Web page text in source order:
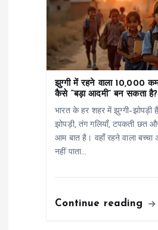
झुग्गी में रहने वाला 10,000
कैसे “बड़ा आदमी” बन सकता है?
भारत के हर शहर में झुग्गी–झोपड़ी
झोपड़ी, तंग गलियाँ, टपकती छत
आम बात है। वहाँ रहने वाला बच्चा
नहीं पाता…
Continue reading